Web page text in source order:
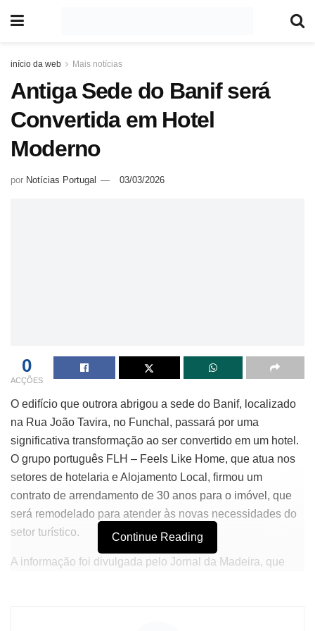
início da web Mais notícias
Antiga Sede do Banif será
Convertida em Hotel
Moderno
por Notícias Portugal 03/03/2026
0
ACÇÕES
O edifício que outrora abrigou a sede do Banif, localizado
na Rua João Tavira, no Funchal, passará por uma
significativa transformação ao ser convertido em um hotel.
O grupo português FLH – Feels Like Home, que atua nos
setores de hotelaria e Alojamento Local, firmou um
contrato de arrendamento de 30 anos para o imóvel, que
será remodelado para atender às novas necessidades do
setor turístico.
A informação foi divulgada pelo Jornal da Madeira, que
Continue Reading